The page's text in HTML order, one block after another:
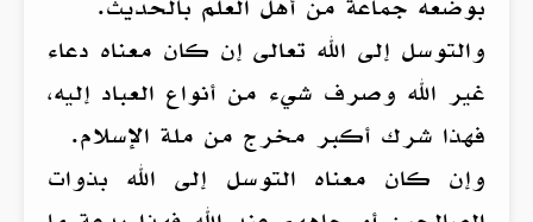
والتوسل إلى الله تعالى إن كان معناه دعاء
غير الله وصرف شيء من أنواع العباد إليه،
فهذا شرك أكبر مخرج من ملة الإسلام.
وإن كان معناه التوسل إلى الله بذوات